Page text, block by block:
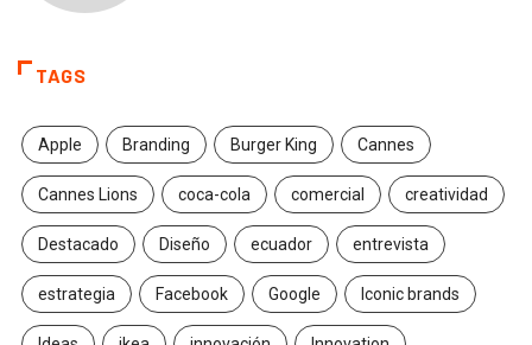
TAGS
Apple Branding Burger King Cannes
Cannes Lions coca-cola comercial creatividad
Destacado Diseño ecuador entrevista
estrategia Facebook Google Iconic brands